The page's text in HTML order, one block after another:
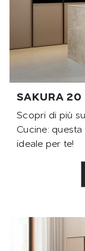
SAKURA 20
Scopri di più
Cucine:
ideale per te!